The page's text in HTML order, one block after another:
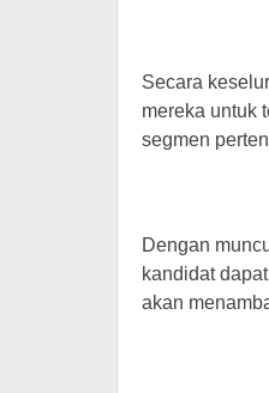
Secara
mereka untuk
segmen
Dengan
kandidat
akan